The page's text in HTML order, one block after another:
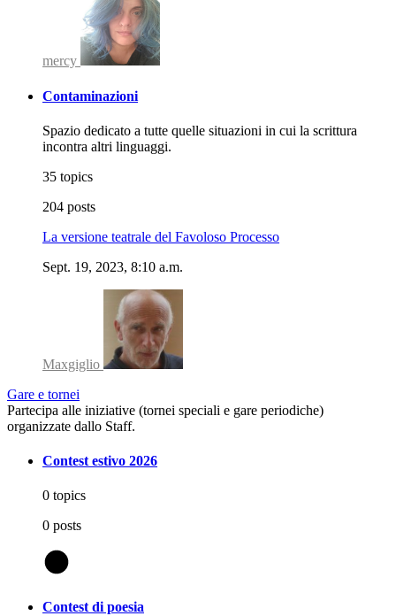
mercy
Contaminazioni
Spazio dedicato a tutte quelle situazioni in cui la scrittura
incontra altri linguaggi.
35 topics
204 posts
La versione teatrale del Favoloso Processo
Sept. 19, 2023, 8:10 a.m.
Maxgiglio
Gare e tornei
Partecipa alle iniziative (tornei speciali e gare periodiche)
organizzate dallo Staff.
Contest estivo 2026
0 topics
0 posts
Contest di poesia